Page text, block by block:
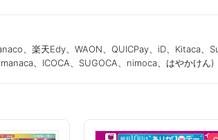
、楽天Edy、WAON、QUICPay、iD、Kitaca、
、ICOCA、SUGOCA、nimoca、はやかけん)